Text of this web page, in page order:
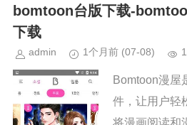
bomtoon台版下载-
下载
admin 1个月前 (07-08)
Bomtoon漫屋
件，让用户轻
将漫画阅读和